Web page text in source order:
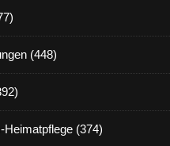
(448)
Heimatpflege (374)